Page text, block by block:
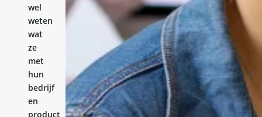
wel
weten
wat
ze
met
hun
bedrijf
en
product